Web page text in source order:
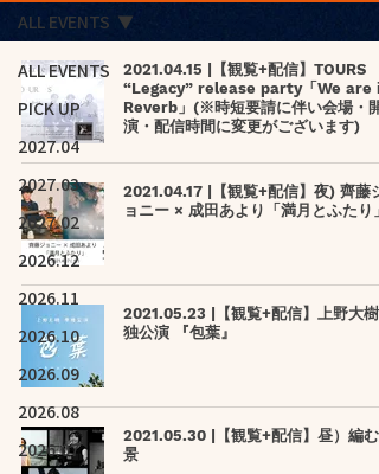
ALL EVENTS
PICK UP
2027.04
2027.03
2027.02
2026.12
2026.11
2026.10
2026.09
2026.08
2026.07
ALL EVENTS
2021.04.15 |【観覧+配信】TOURS
“Legacy” release party「We are
Reverb」(※時短要請に伴い会場・開
演・配信時間に変更がございます)
2021.04.17 |【観覧+配信】夜) 齊藤ジ
ョニー × 成田あより「満月とふたり」
2021.05.23 |【観覧+配信】上野大樹
独公演 『包葉』
2021.05.30 |【観覧+配信】昼）編む
景